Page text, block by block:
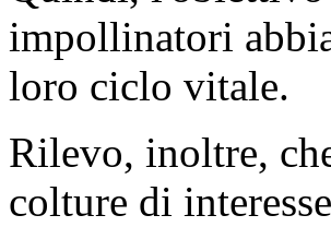
impollinatori
loro ciclo vitale.
Rilevo, inoltre,
colture di